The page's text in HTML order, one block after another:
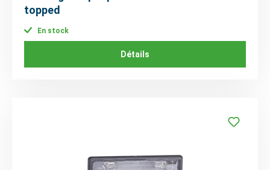
topped
En stock
Détails